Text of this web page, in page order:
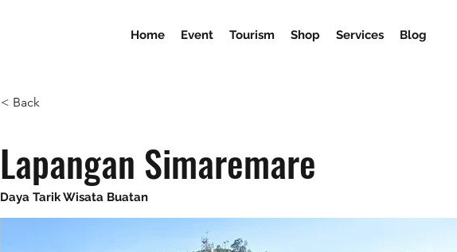
Home Event Tourism Shop Services Blog
< Back
Lapangan Simaremare
Daya Tarik Wisata Buatan